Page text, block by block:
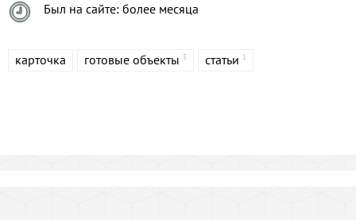
Был на сайте: более месяца
карточка готовые объекты 3 статьи 1